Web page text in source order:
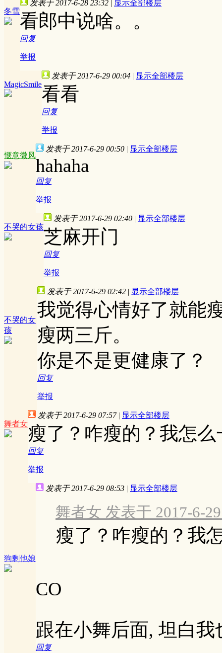
冬雪
发表于 2017-6-28 23:32 | 显示全部楼层
看郎中说啥。。
回复
举报
MagicSmile
发表于 2017-6-29 00:04 | 显示全部楼层
看看
回复
举报
惬意微风
发表于 2017-6-29 00:50 | 显示全部楼层
hahaha
回复
举报
不哭的女孩
发表于 2017-6-29 02:40 | 显示全部楼层
芝麻开门
回复
举报
不哭的女
孩
发表于 2017-6-29 02:42 | 显示全部楼层
我觉得心情好了就能
瘦两三斤。
你是不是更健康了？
回复
举报
舞者女
发表于 2017-6-29 07:57 | 显示全部楼层
瘦了？咋瘦的？我怎
回复
举报
狗剩他娘
发表于 2017-6-29 08:53 | 显示全部楼层
舞者女 发表于 2017-6-
瘦了？咋瘦的？我
CO
跟在小舞后面, 坦白
回复